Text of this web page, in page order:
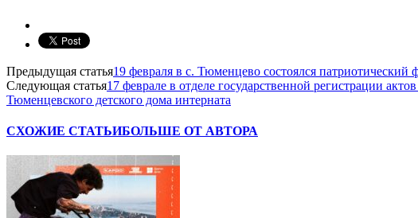
Предыдущая статья19 февраля в с. Тюменцево состоялся патриотический
Следующая статья17 феврале в отделе государственной регистрации
Тюменцевского детского дома интерната
СХОЖИЕ СТАТЬИБОЛЬШЕ ОТ АВТОРА